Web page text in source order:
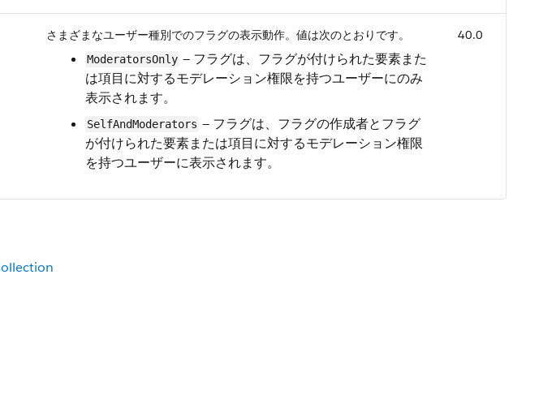
さまざまなユーザー種別でのフラグの表示動作。値は次のとおりです。
ModeratorsOnly — フラグは、フラグが付けられた要素また
は項目に対するモデレーション権限を持つユーザーにのみ
表示されます。
SelfAndModerators — フラグは、フラグの作成者とフラグ
が付けられた要素または項目に対するモデレーション権限
を持つユーザーに表示されます。
40.0